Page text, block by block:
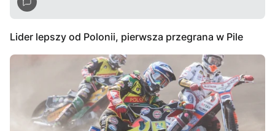
Lider lepszy od Polonii, pierwsza przegrana w Pile